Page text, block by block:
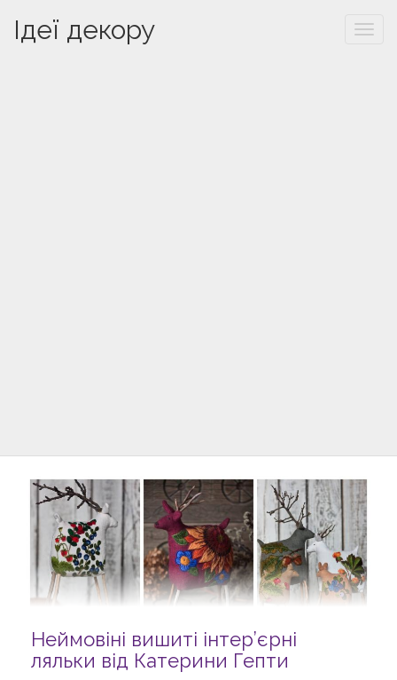
Ідеї декору
Неймовіні вишиті інтер’єрні
ляльки від Катерини Гепти